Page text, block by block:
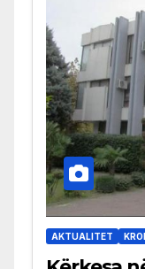
AKTUALITET